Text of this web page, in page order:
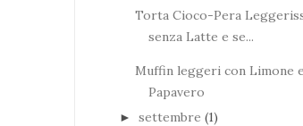
Torta Cioco-Pera
senza Latte e se...
Muffin leggeri con Limone
Papavero
► settembre (1)